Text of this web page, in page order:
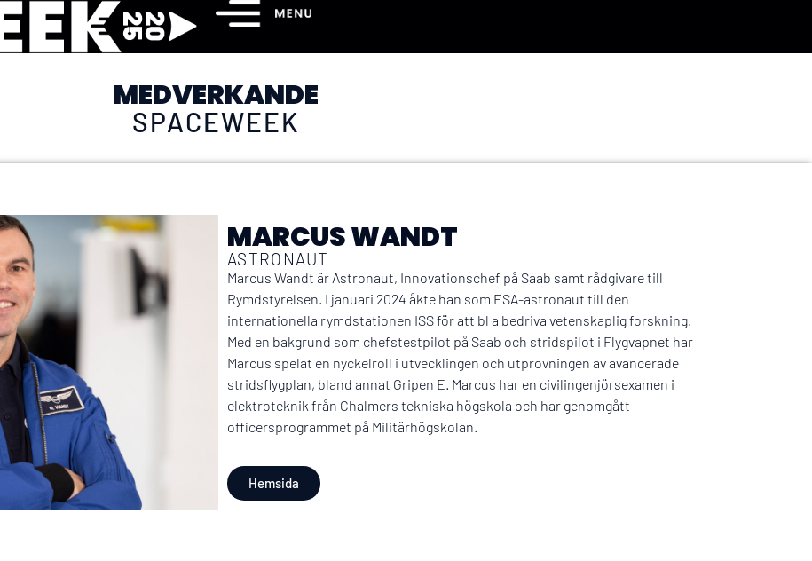
MEDVERKANDE
SPACEWEEK
MARCUS WANDT
ASTRONAUT
Marcus Wandt är Astronaut, Innovationschef på Saab samt rådgivare till
Rymdstyrelsen. I januari 2024 åkte han som ESA-astronaut till den
internationella rymdstationen ISS för att bl a bedriva vetenskaplig forskning.
Med en bakgrund som chefstestpilot på Saab och stridspilot i Flygvapnet har
Marcus spelat en nyckelroll i utvecklingen och utprovningen av avancerade
stridsflygplan, bland annat Gripen E. Marcus har en civilingenjörsexamen i
elektroteknik från Chalmers tekniska högskola och har genomgått
officersprogrammet på Militärhögskolan.
Hemsida